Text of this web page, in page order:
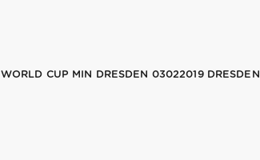
WORLD CUP MIN DRESDEN 03022019 DRESDEN